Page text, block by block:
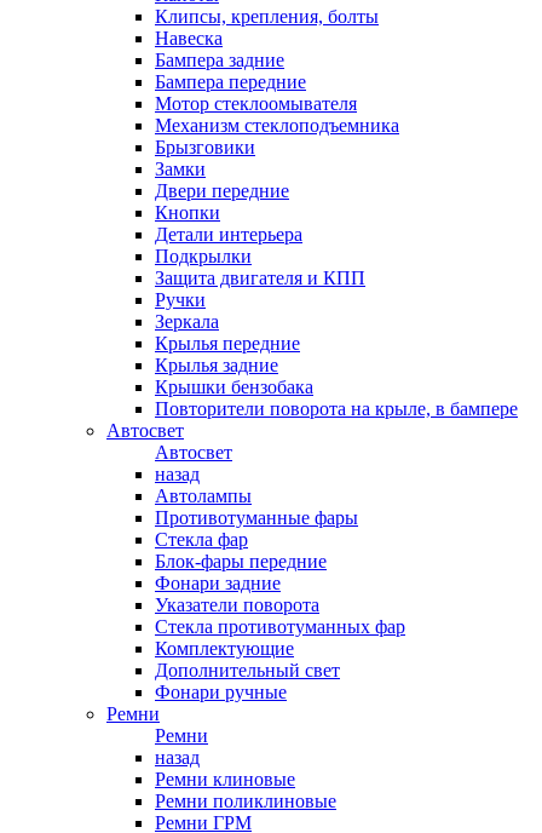
Клипсы, крепления, болты
Навеска
Бампера задние
Бампера передние
Мотор стеклоомывателя
Механизм стеклоподъемника
Брызговики
Замки
Двери передние
Кнопки
Детали интерьера
Подкрылки
Защита двигателя и КПП
Ручки
Зеркала
Крылья передние
Крылья задние
Крышки бензобака
Повторители поворота на крыле, в бампере
Автосвет
Автосвет
назад
Автолампы
Противотуманные фары
Стекла фар
Блок-фары передние
Фонари задние
Указатели поворота
Стекла противотуманных фар
Комплектующие
Дополнительный свет
Фонари ручные
Ремни
Ремни
назад
Ремни клиновые
Ремни поликлиновые
Ремни ГРМ